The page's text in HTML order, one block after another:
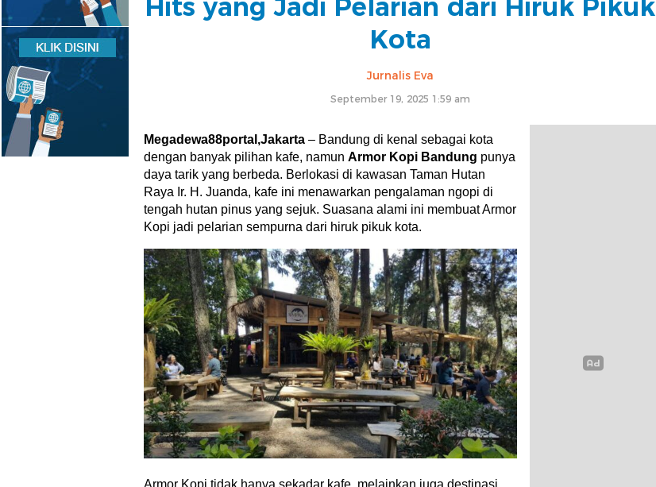
Hits yang Jadi Pelarian dari Hiruk Pikuk
Kota
Jurnalis Eva
September 19, 2025 1:59 am
Megadewa88portal,Jakarta – Bandung di kenal sebagai kota
dengan banyak pilihan kafe, namun Armor Kopi Bandung punya
daya tarik yang berbeda. Berlokasi di kawasan Taman Hutan
Raya Ir. H. Juanda, kafe ini menawarkan pengalaman ngopi di
tengah hutan pinus yang sejuk. Suasana alami ini membuat Armor
Kopi jadi pelarian sempurna dari hiruk pikuk kota.